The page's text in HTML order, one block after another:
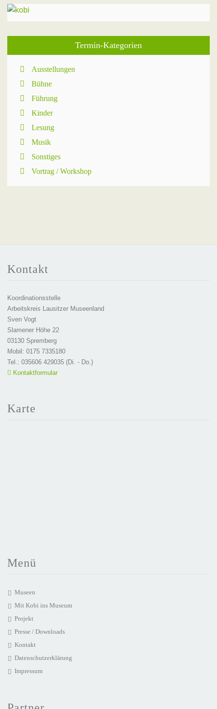
Termin-Kategorien
Ausstellungen
Bühne
Führung
Kinder
Lesung
Musik
Sonstiges
Vortrag / Workshop
Kontakt
Koordinationsstelle
Arbeitskreis Lausitzer Museenland
Sven Vogt
Slamener Höhe 22
03130 Spremberg
Mobil: 0175 7335180
Tel.: 035606 429035 (Di. - Do.)
Kontaktformular
Karte
Menü
Museen
Mit Kobi ins Museum
Projekt
Presse / Downloads
Kontakt
Datenschutzerklärung
Impressum